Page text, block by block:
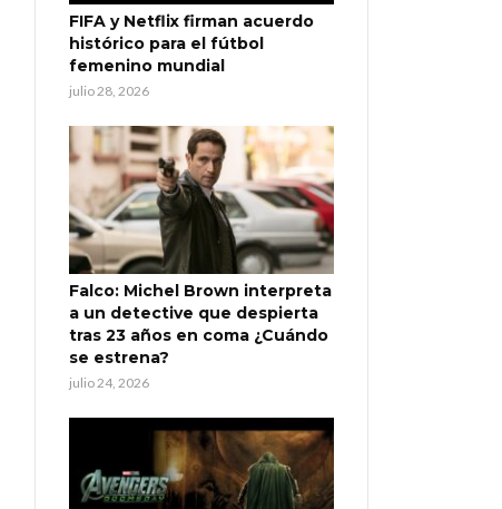
FIFA y Netflix firman acuerdo
histórico para el fútbol
femenino mundial
julio 28, 2026
Falco: Michel Brown interpreta
a un detective que despierta
tras 23 años en coma ¿Cuándo
se estrena?
julio 24, 2026